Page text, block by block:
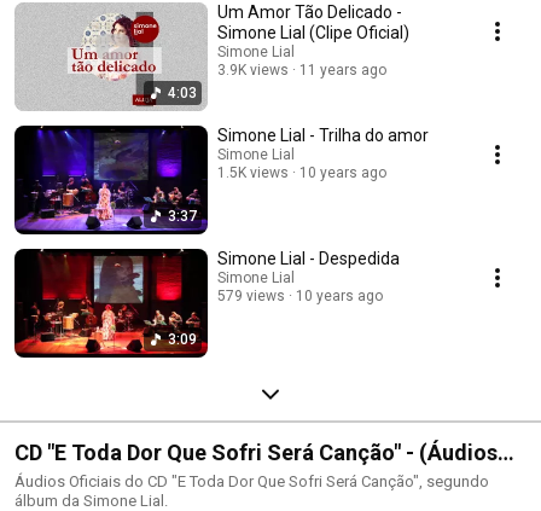
4:03
Um Amor Tão Delicado -
Simone Lial (Clipe Oficial)
Simone Lial
3.9K views
11 years ago
3:37
Simone Lial - Trilha do amor
Simone Lial
1.5K views
10 years ago
3:09
Simone Lial - Despedida
Simone Lial
579 views
10 years ago
CD "E Toda Dor Que Sofri Será Canção" - (Áudios
Oficiais)
Áudios Oficiais do CD "E Toda Dor Que Sofri Será Canção", segundo
álbum da Simone Lial.